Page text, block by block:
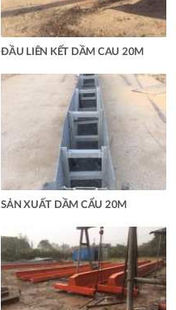
ĐẦU LIÊN KẾT DẦM CAU 20M
SẢN XUẤT DẦM CẨU 20M